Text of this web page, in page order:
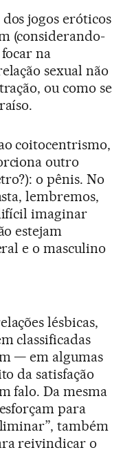
jogos eróticos
(considerando-
na
sexual não
ou como se
coitocentrismo,
outro
o pênis. No
lembremos,
imaginar
estejam
e o masculino
lésbicas,
classificadas
— em algumas
da satisfação
falo. Da mesma
para
também
reivindicar o